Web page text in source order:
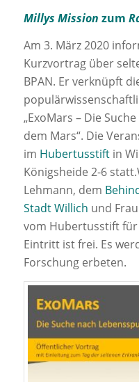
Millys Mission zum
Am 3. März 2020
Kurzvortrag über
BPAN. Er verknüpft
„ExoMars – Die
dem Mars“. Die
im Hubertusstiftin
Königsheide 2-6
Lehmann, dem
Stadt Willich und
vom Hubertusstift
Eintritt ist frei. Es
Forschung erbeten.